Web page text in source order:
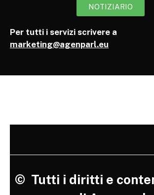
NOTIZIARIO
Per tutti i servizi scrivere a
marketing@agenparl.eu
© Tutti i diritti e